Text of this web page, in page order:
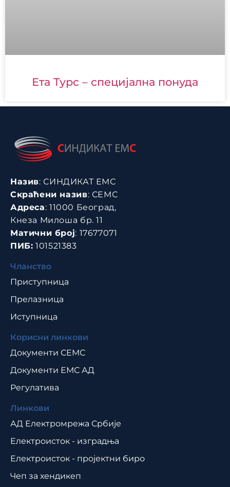
Ета Турс – специјална понуда
Назив: СИНДИКАТ ЕМС
Скраћени назив: СЕМС
Адреса: 11000 Београд,
Кнеза Милоша бр. 11
Матични број: 17677071
ПИБ: 101521383
Чланство
Приступница
Прелазница
Иступница
Корисни линкови
Документи СЕМС
Документи ЕМС АД
Регулатива
Линкови
АД Електромрежа Србије
Електроисток - изградња
Електроисток - пројектни биро
Чеп за хендикеп